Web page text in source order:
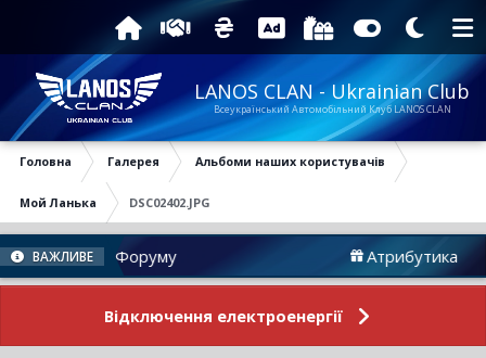
LANOS CLAN - Ukrainian Club
Всеукраїнський Автомобільний Клуб LANOS CLAN
Головна Галерея Альбоми наших користувачів
Мой Ланька DSC02402.JPG
ВАЖЛИВЕ
Новини Форуму Атрибутика
Відключення електроенергії